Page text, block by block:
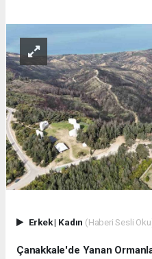
Erkek| Kadın (Haberi Sesli
Çanakkale'de Yanan